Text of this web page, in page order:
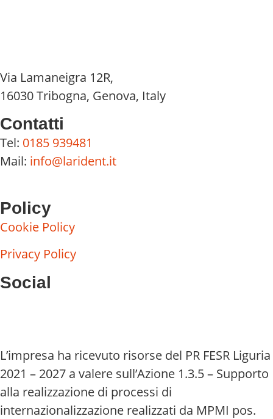
Via Lamaneigra 12R,
16030 Tribogna, Genova, Italy
Contatti
Tel: 0185 939481
Mail: info@larident.it
Policy
Cookie Policy
Privacy Policy
Social
L’impresa ha ricevuto risorse del PR FESR Liguria
2021 – 2027 a valere sull’Azione 1.3.5 – Supporto
alla realizzazione di processi di
internazionalizzazione realizzati da MPMI pos.